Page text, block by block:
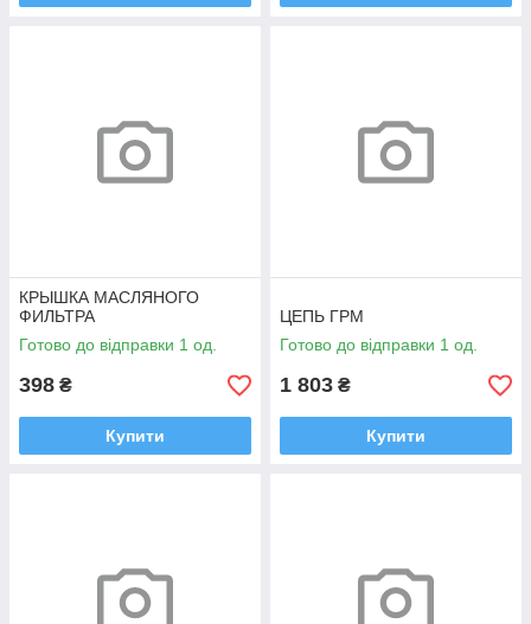
КРЫШКА МАСЛЯНОГО
ФИЛЬТРА
Готово до відправки 1 од.
398 ₴
Купити
ЦЕПЬ ГРМ
Готово до відправки 1 од.
1 803 ₴
Купити